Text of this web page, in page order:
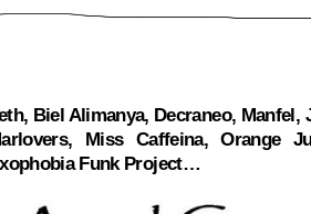
Biel Alimanya, Decraneo, Manfel,
Miss Caffeina, Orange
Funk Project…